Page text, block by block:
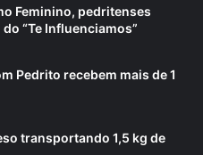
Feminino, pedritenses
“Te Influenciamos”
Pedrito recebem mais de 1
transportando 1,5 kg de